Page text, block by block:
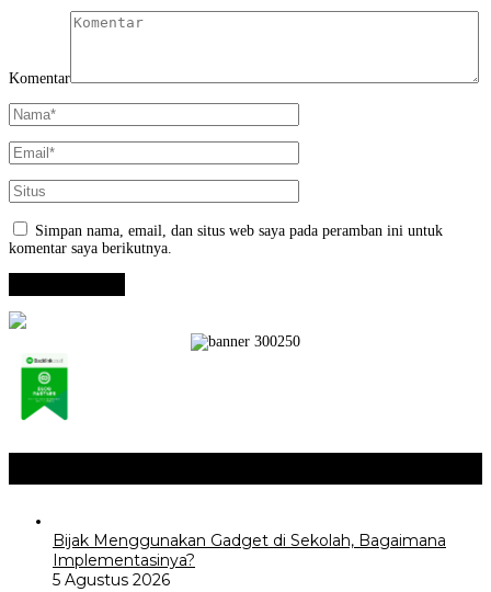
Komentar
Simpan nama, email, dan situs web saya pada peramban ini untuk
komentar saya berikutnya.
Bijak Menggunakan Gadget di Sekolah, Bagaimana
Implementasinya?
5 Agustus 2026